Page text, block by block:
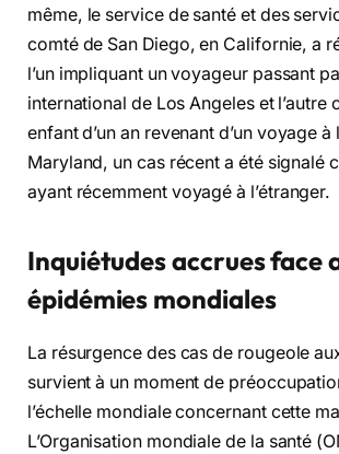
même, le service de santé et des
comté de San Diego, en Californie, a
l’un impliquant un voyageur passant
international de Los Angeles et l’autre
enfant d’un an revenant d’un voyage à
Maryland, un cas récent a été signalé
ayant récemment voyagé à l’étranger.
Inquiétudes accrues face
épidémies mondiales
La résurgence des cas de rougeole
survient à un moment de
l’échelle mondiale concernant cette
L’Organisation mondiale de la santé